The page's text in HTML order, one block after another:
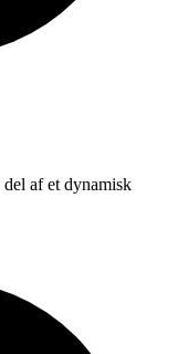
af et dynamisk